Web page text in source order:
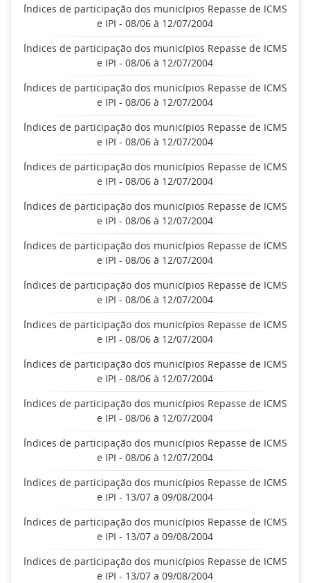
Índices de participação dos municípios Repasse de ICMS
e IPI - 08/06 à 12/07/2004
Índices de participação dos municípios Repasse de ICMS
e IPI - 08/06 à 12/07/2004
Índices de participação dos municípios Repasse de ICMS
e IPI - 08/06 à 12/07/2004
Índices de participação dos municípios Repasse de ICMS
e IPI - 08/06 à 12/07/2004
Índices de participação dos municípios Repasse de ICMS
e IPI - 08/06 à 12/07/2004
Índices de participação dos municípios Repasse de ICMS
e IPI - 08/06 à 12/07/2004
Índices de participação dos municípios Repasse de ICMS
e IPI - 08/06 à 12/07/2004
Índices de participação dos municípios Repasse de ICMS
e IPI - 08/06 à 12/07/2004
Índices de participação dos municípios Repasse de ICMS
e IPI - 08/06 à 12/07/2004
Índices de participação dos municípios Repasse de ICMS
e IPI - 08/06 à 12/07/2004
Índices de participação dos municípios Repasse de ICMS
e IPI - 08/06 à 12/07/2004
Índices de participação dos municípios Repasse de ICMS
e IPI - 08/06 à 12/07/2004
Índices de participação dos municípios Repasse de ICMS
e IPI - 13/07 a 09/08/2004
Índices de participação dos municípios Repasse de ICMS
e IPI - 13/07 a 09/08/2004
Índices de participação dos municípios Repasse de ICMS
e IPI - 13/07 a 09/08/2004